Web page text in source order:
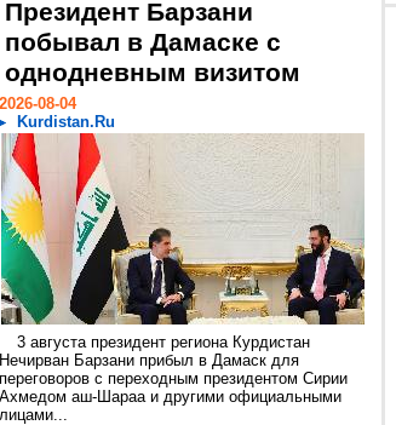
Президент Барзани
побывал в Дамаске с
однодневным визитом
2026-08-04
Kurdistan.Ru
3 августа президент региона Курдистан
Нечирван Барзани прибыл в Дамаск для
переговоров с переходным президентом Сирии
Ахмедом аш-Шараа и другими официальными
лицами...